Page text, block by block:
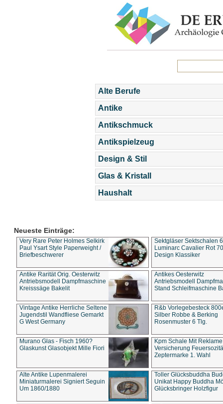
Alte Berufe
Antike
Antikschmuck
Antikspielzeug
Design & Stil
Glas & Kristall
Haushalt
Neueste Einträge:
Very Rare Peter Holmes Selkirk
Paul Ysart Style Paperweight /
Briefbeschwerer
Sektgläser Sektschalen
Luminarc Cavalier Rot
Design Klassiker
Antike Rarität Orig. Oesterwitz
Antriebsmodell Dampfmaschine
Kreisssäge Bakelit
Antikes Oesterwitz
Antriebsmodell
Stand Schleifmaschine
Vintage Antike Herrliche Seltene
Jugendstil Wandfliese Gemarkt
G West Germany
R&b Vorlegebesteck
Silber Robbe & Berking
Rosenmuster 6 Tlg.
Murano Glas - Fisch 1960?
Glaskunst Glasobjekt Mille Fiori
Kpm Schale Mit Reklame
Versicherung
Zeptermarke 1. Wahl
Alte Antike Lupenmalerei
Miniaturmalerei Signiert Seguin
Um 1860/1880
Toller Glücksbuddha
Unikat Happy Buddha
Glücksbringer Holzfigur